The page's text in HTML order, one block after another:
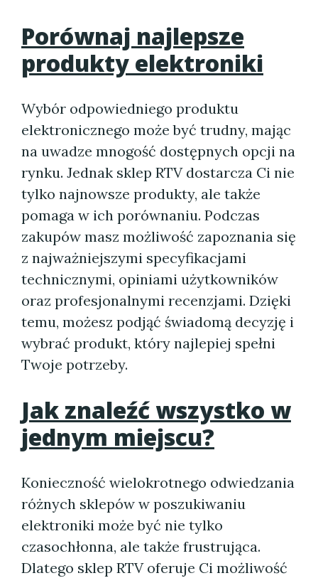
Porównaj najlepsze
produkty elektroniki
Wybór odpowiedniego produktu
elektronicznego może być trudny, mając
na uwadze mnogość dostępnych opcji na
rynku. Jednak sklep RTV dostarcza Ci nie
tylko najnowsze produkty, ale także
pomaga w ich porównaniu. Podczas
zakupów masz możliwość zapoznania się
z najważniejszymi specyfikacjami
technicznymi, opiniami użytkowników
oraz profesjonalnymi recenzjami. Dzięki
temu, możesz podjąć świadomą decyzję i
wybrać produkt, który najlepiej spełni
Twoje potrzeby.
Jak znaleźć wszystko w
jednym miejscu?
Konieczność wielokrotnego odwiedzania
różnych sklepów w poszukiwaniu
elektroniki może być nie tylko
czasochłonna, ale także frustrująca.
Dlatego sklep RTV oferuje Ci możliwość